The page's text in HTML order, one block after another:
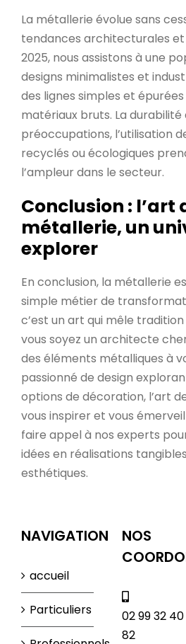
La métallerie évolue sans
tendances architecturales et
2025, nous assistons à une
designs minimalistes et
des lignes simples et
matériaux bruts. La
préoccupations, l’utilisation
recyclés ou écologiques
l’ampleur dans le secteur.
Conclusion : l’art
métallerie, un
explorer
En conclusion, la métallerie
simple métier de
c’est un art qui mêle
vous soyez un architecte
des éléments métalliques à
passionné de design
options de décoration, l’art
vous inspirer et vous
faire appel à nos experts
idées en réalisations
esthétiques.
NAVIGATION
accueil
Particuliers
NOS
02 99 32 40
82